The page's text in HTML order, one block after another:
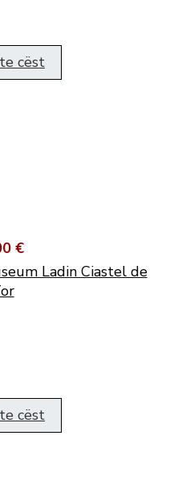
cëst
€
Ladin Ciastel de
cëst